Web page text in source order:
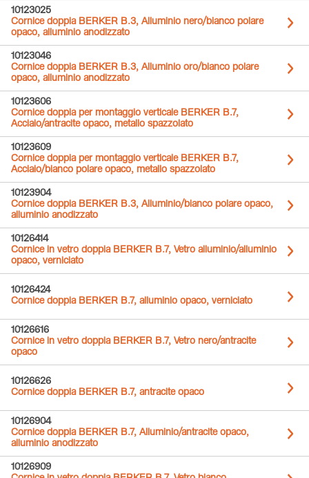
10123025
Cornice doppia BERKER B.3, Alluminio nero/bianco polare
opaco, alluminio anodizzato
10123046
Cornice doppia BERKER B.3, Alluminio oro/bianco polare
opaco, alluminio anodizzato
10123606
Cornice doppia per montaggio verticale BERKER B.7,
Acciaio/antracite opaco, metallo spazzolato
10123609
Cornice doppia per montaggio verticale BERKER B.7,
Acciaio/bianco polare opaco, metallo spazzolato
10123904
Cornice doppia BERKER B.3, Alluminio/bianco polare opaco,
alluminio anodizzato
10126414
Cornice in vetro doppia BERKER B.7, Vetro alluminio/alluminio
opaco, verniciato
10126424
Cornice doppia BERKER B.7, alluminio opaco, verniciato
10126616
Cornice in vetro doppia BERKER B.7, Vetro nero/antracite
opaco
10126626
Cornice doppia BERKER B.7, antracite opaco
10126904
Cornice doppia BERKER B.7, Alluminio/antracite opaco,
alluminio anodizzato
10126909